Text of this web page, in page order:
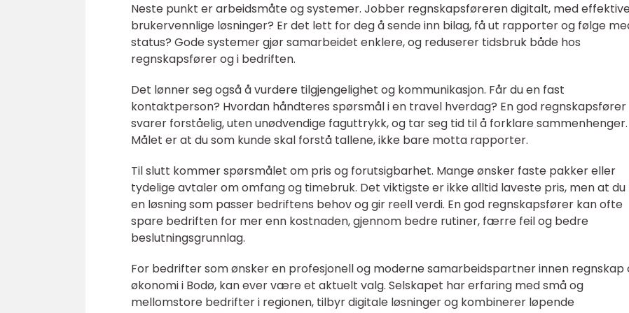
Neste punkt er arbeidsmåte og systemer. Jobber regnskapsføreren digitalt, med
brukervennlige løsninger? Er det lett for deg å sende inn bilag, få ut rapporter og følge
status? Gode systemer gjør samarbeidet enklere, og reduserer tidsbruk både hos
regnskapsfører og i bedriften.
Det lønner seg også å vurdere tilgjengelighet og kommunikasjon. Får du en fast
kontaktperson? Hvordan håndteres spørsmål i en travel hverdag? En god regnskapsfører
svarer forståelig, uten unødvendige faguttrykk, og tar seg tid til å forklare sammenhenger.
Målet er at du som kunde skal forstå tallene, ikke bare motta rapporter.
Til slutt kommer spørsmålet om pris og forutsigbarhet. Mange ønsker faste pakker eller
tydelige avtaler om omfang og timebruk. Det viktigste er ikke alltid laveste pris, men at
en løsning som passer bedriftens behov og gir reell verdi. En god regnskapsfører kan ofte
spare bedriften for mer enn kostnaden, gjennom bedre rutiner, færre feil og bedre
beslutningsgrunnlag.
For bedrifter som ønsker en profesjonell og moderne samarbeidspartner innen regnskap
økonomi i Bodø, kan ever være et aktuelt valg. Selskapet har erfaring med små og
mellomstore bedrifter i regionen, tilbyr digitale løsninger og kombinerer løpende